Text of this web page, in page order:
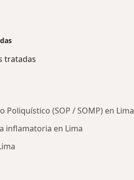
tratadas
Poliquístico (SOP / SOMP) en Lima
inflamatoria en Lima